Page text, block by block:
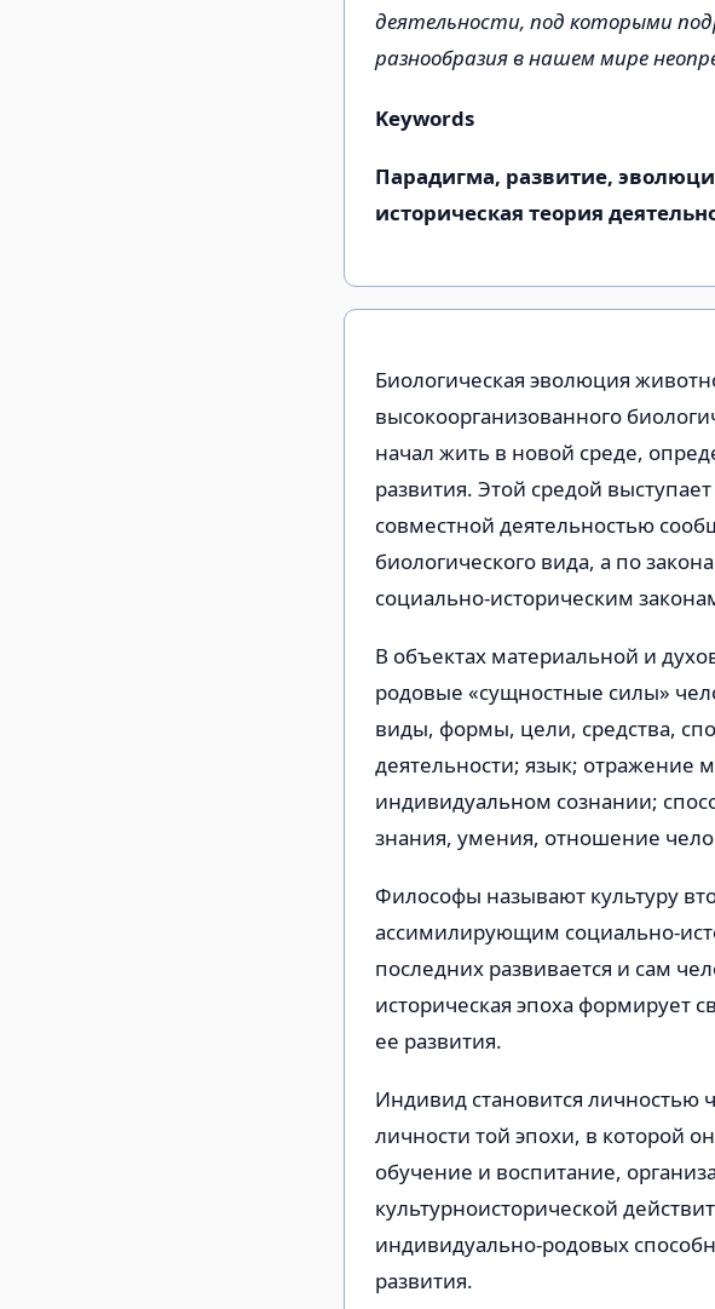
деятельности, под которыми
разнообразия в нашем мире
Keywords
Парадигма, развитие,
историческая теория
Биологическая эволюция
высокоорганизованного
начал жить в новой среде,
развития. Этой средой
совместной деятельностью
биологического вида, а по
социально-историческим
В объектах материальной и
родовые «сущностные силы»
виды, формы, цели, средства,
деятельности; язык; отражение
индивидуальном сознании;
знания, умения, отношение
Философы называют культуру
ассимилирующим социально-
последних развивается и сам
историческая эпоха формирует
ее развития.
Индивид становится личностью
личности той эпохи, в которой
обучение и воспитание,
культурноисторической
индивидуально-родовых
развития.